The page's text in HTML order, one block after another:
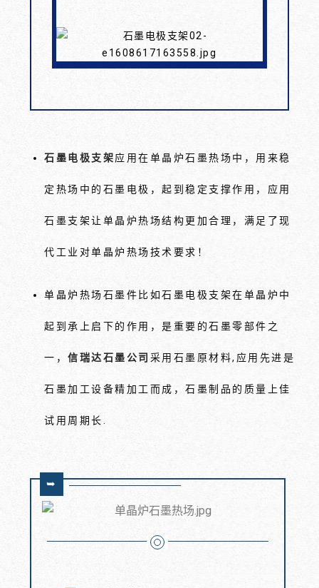
石墨电极支架应用在单晶炉石墨热场中，用来稳
定热场中的石墨电极，起到稳定支撑作用，应用
石墨支架让单晶炉热场结构更加合理，满足了现
代工业对单晶炉热场技术要求！
单晶炉热场石墨件比如石墨电极支架在单晶炉中
起到承上启下的作用，是重要的石墨零部件之
一，信瑞达石墨公司 采用石墨原材料,应用先进是
石墨加工设备精加工而成，石墨制品的质量上佳
试用周期长.
➥